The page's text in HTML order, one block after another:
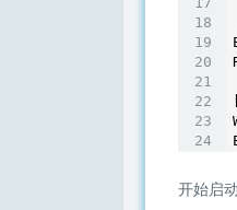
开始启